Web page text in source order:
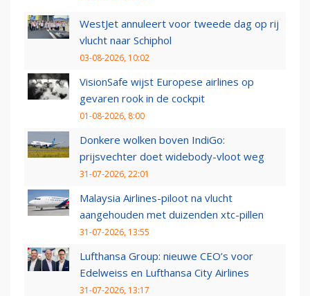
WestJet annuleert voor tweede dag op rij
vlucht naar Schiphol
03-08-2026, 10:02
VisionSafe wijst Europese airlines op
gevaren rook in de cockpit
01-08-2026, 8:00
Donkere wolken boven IndiGo:
prijsvechter doet widebody-vloot weg
31-07-2026, 22:01
Malaysia Airlines-piloot na vlucht
aangehouden met duizenden xtc-pillen
31-07-2026, 13:55
Lufthansa Group: nieuwe CEO’s voor
Edelweiss en Lufthansa City Airlines
31-07-2026, 13:17